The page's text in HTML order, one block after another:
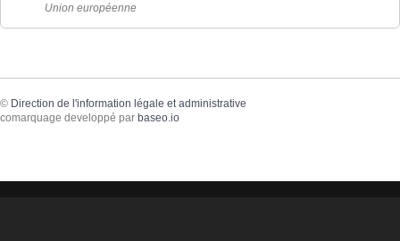
Union européenne
© Direction de l'information légale et administrative
comarquage developpé par baseo.io